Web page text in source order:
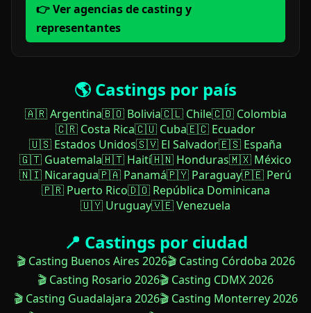
👉 Ver agencias de casting y
representantes
🌎 Castings por país
🇦🇷 Argentina🇧🇴 Bolivia🇨🇱 Chile🇨🇴 Colombia
🇨🇷 Costa Rica🇨🇺 Cuba🇪🇨 Ecuador
🇺🇸 Estados Unidos🇸🇻 El Salvador🇪🇸 España
🇬🇹 Guatemala🇭🇹 Haití🇭🇳 Honduras🇲🇽 México
🇳🇮 Nicaragua🇵🇦 Panamá🇵🇾 Paraguay🇵🇪 Perú
🇵🇷 Puerto Rico🇩🇴 República Dominicana
🇺🇾 Uruguay🇻🇪 Venezuela
📍 Castings por ciudad
🎬 Casting Buenos Aires 2026🎬 Casting Córdoba 2026
🎬 Casting Rosario 2026🎬 Casting CDMX 2026
🎬 Casting Guadalajara 2026🎬 Casting Monterrey 2026